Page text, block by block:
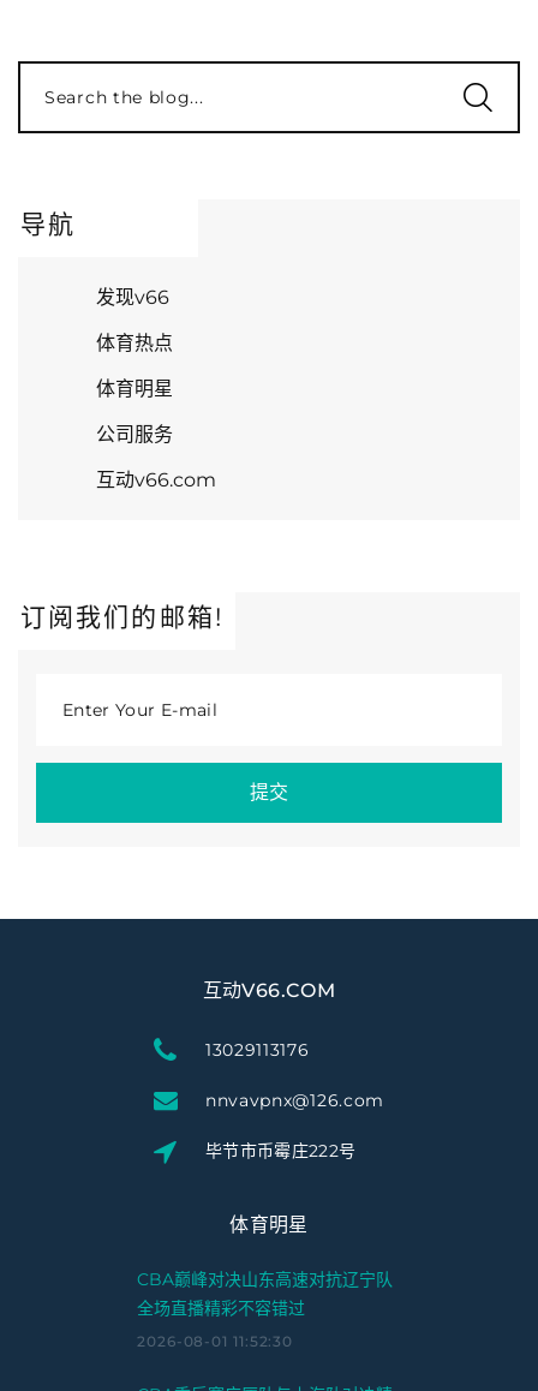
Search the blog...
导航
发现v66
体育热点
体育明星
公司服务
互动v66.com
订阅我们的邮箱!
Enter Your E-mail
提交
互动V66.COM
13029113176
nnvavpnx@126.com
毕节市币霉庄222号
体育明星
CBA巅峰对决山东高速对抗辽宁队
全场直播精彩不容错过
2026-08-01 11:52:30